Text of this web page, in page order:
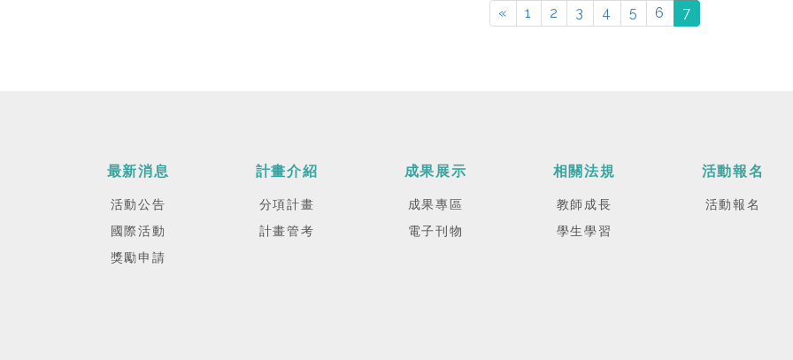
« 1 2 3 4 5 6 7
最新消息
活動公告
國際活動
獎勵申請
計畫介紹
分項計畫
計畫管考
成果展示
成果專區
電子刊物
相關法規
教師成長
學生學習
活動報名
活動報名